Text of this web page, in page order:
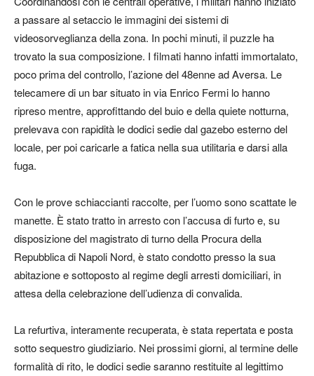
a passare al setaccio le immagini dei sistemi di
videosorveglianza della zona. In pochi minuti, il puzzle ha
trovato la sua composizione. I filmati hanno infatti immortalato,
poco prima del controllo, l’azione del 48enne ad Aversa. Le
telecamere di un bar situato in via Enrico Fermi lo hanno
ripreso mentre, approfittando del buio e della quiete notturna,
prelevava con rapidità le dodici sedie dal gazebo esterno del
locale, per poi caricarle a fatica nella sua utilitaria e darsi alla
fuga.
Con le prove schiaccianti raccolte, per l’uomo sono scattate le
manette. È stato tratto in arresto con l’accusa di furto e, su
disposizione del magistrato di turno della Procura della
Repubblica di Napoli Nord, è stato condotto presso la sua
abitazione e sottoposto al regime degli arresti domiciliari, in
attesa della celebrazione dell’udienza di convalida.
La refurtiva, interamente recuperata, è stata repertata e posta
sotto sequestro giudiziario. Nei prossimi giorni, al termine delle
formalità di rito, le dodici sedie saranno restituite al legittimo